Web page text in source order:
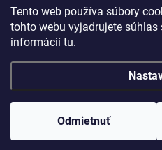
Tento web používa súbory
tohto webu vyjadrujete
informácií tu.
Odmietnuť
Good E-shops have
Copyright 2026 Herné PC